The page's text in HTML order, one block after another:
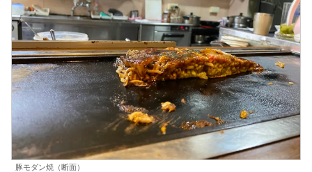
豚モダン焼（断面）